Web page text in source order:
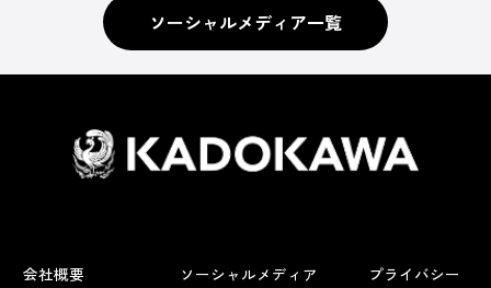
ソーシャルメディア一覧
会社概要 ソーシャルメディア
プライバシー